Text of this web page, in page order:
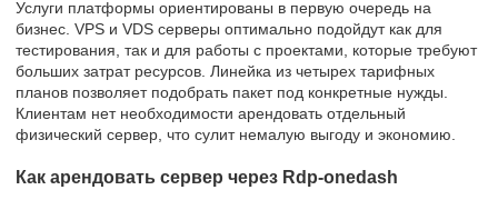
Услуги платформы ориентированы в первую очередь на
бизнес. VPS и VDS серверы оптимально подойдут как для
тестирования, так и для работы с проектами, которые требуют
больших затрат ресурсов. Линейка из четырех тарифных
планов позволяет подобрать пакет под конкретные нужды.
Клиентам нет необходимости арендовать отдельный
физический сервер, что сулит немалую выгоду и экономию.
Как арендовать сервер через Rdp-onedash